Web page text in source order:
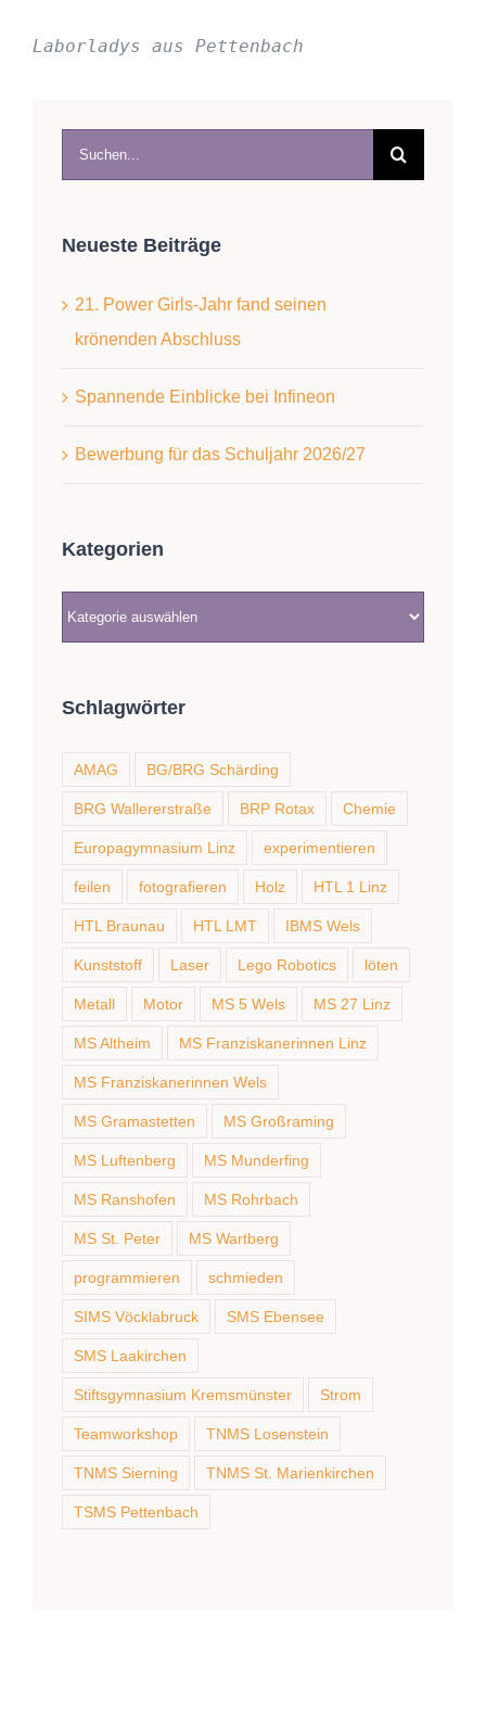
Laborladys aus Pettenbach
Suche
nach:
Neueste Beiträge
21. Power Girls-Jahr fand seinen
krönenden Abschluss
Spannende Einblicke bei Infineon
Bewerbung für das Schuljahr 2026/27
Kategorien
Kategorien
Schlagwörter
AMAG BG/BRG Schärding
BRG Wallererstraße BRP Rotax Chemie
Europagymnasium Linz experimentieren
feilen fotografieren Holz HTL 1 Linz
HTL Braunau HTL LMT IBMS Wels
Kunststoff Laser Lego Robotics löten
Metall Motor MS 5 Wels MS 27 Linz
MS Altheim MS Franziskanerinnen Linz
MS Franziskanerinnen Wels
MS Gramastetten MS Großraming
MS Luftenberg MS Munderfing
MS Ranshofen MS Rohrbach
MS St. Peter MS Wartberg
programmieren schmieden
SIMS Vöcklabruck SMS Ebensee
SMS Laakirchen
Stiftsgymnasium Kremsmünster Strom
Teamworkshop TNMS Losenstein
TNMS Sierning TNMS St. Marienkirchen
TSMS Pettenbach